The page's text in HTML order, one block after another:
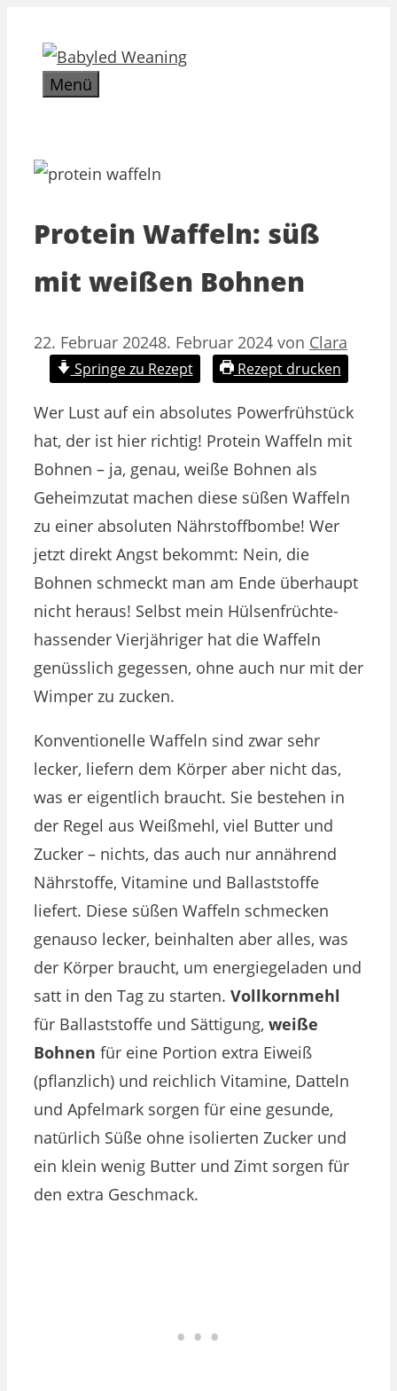
Inhalt
springenMenü
Protein Waffeln: süß
mit weißen Bohnen
22. Februar 20248. Februar 2024 von Clara
Springe zu Rezept Rezept drucken
Wer Lust auf ein absolutes Powerfrühstück
hat, der ist hier richtig! Protein Waffeln mit
Bohnen – ja, genau, weiße Bohnen als
Geheimzutat machen diese süßen Waffeln
zu einer absoluten Nährstoffbombe! Wer
jetzt direkt Angst bekommt: Nein, die
Bohnen schmeckt man am Ende überhaupt
nicht heraus! Selbst mein Hülsenfrüchte-
hassender Vierjähriger hat die Waffeln
genüsslich gegessen, ohne auch nur mit der
Wimper zu zucken.
Konventionelle Waffeln sind zwar sehr
lecker, liefern dem Körper aber nicht das,
was er eigentlich braucht. Sie bestehen in
der Regel aus Weißmehl, viel Butter und
Zucker – nichts, das auch nur annährend
Nährstoffe, Vitamine und Ballaststoffe
liefert. Diese süßen Waffeln schmecken
genauso lecker, beinhalten aber alles, was
der Körper braucht, um energiegeladen und
satt in den Tag zu starten. Vollkornmehl
für Ballaststoffe und Sättigung, weiße
Bohnen für eine Portion extra Eiweiß
(pflanzlich) und reichlich Vitamine, Datteln
und Apfelmark sorgen für eine gesunde,
natürlich Süße ohne isolierten Zucker und
ein klein wenig Butter und Zimt sorgen für
den extra Geschmack.